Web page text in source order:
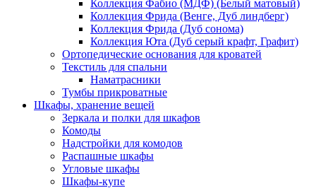
Коллекция Фабио (МДФ) (Белый матовый)
Коллекция Фрида (Венге, Дуб линдберг)
Коллекция Фрида (Дуб сонома)
Коллекция Юта (Дуб серый крафт, Графит)
Ортопедические основания для кроватей
Текстиль для спальни
Наматрасники
Тумбы прикроватные
Шкафы, хранение вещей
Зеркала и полки для шкафов
Комоды
Надстройки для комодов
Распашные шкафы
Угловые шкафы
Шкафы-купе